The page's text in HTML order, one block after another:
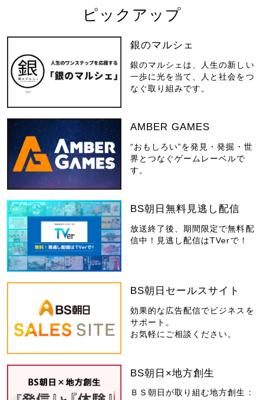
ピックアップ
銀のマルシェ
銀のマルシェは、人生の新しい
一歩に光を当て、人と社会をつ
なぐ取り組みです。
AMBER GAMES
“おもしろい”を発見・発掘・世
界とつなぐゲームレーベルで
す。
BS朝日無料見逃し配信
放送終了後、期間限定で無料配
信中！見逃し配信はTVerで！
BS朝日セールスサイト
効果的な広告配信でビジネスを
サポート。
お気軽にご相談ください。
BS朝日×地方創生
ＢＳ朝日が取り組む地方創生：